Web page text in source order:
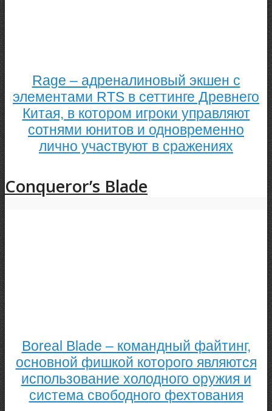
Rage – адреналиновый экшен с
элементами RTS в сеттинге Древнего
Китая, в котором игроки управляют
сотнями юнитов и одновременно
лично участвуют в сражениях
Conqueror’s Blade
Boreal Blade – командный файтинг,
основной фишкой которого являются
использование холодного оружия и
система свободного фехтования